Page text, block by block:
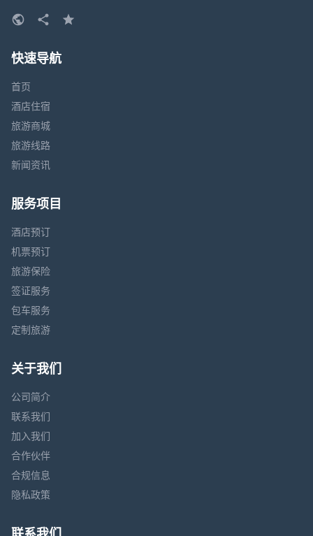
快速导航
首页
酒店住宿
旅游商城
旅游线路
新闻资讯
服务项目
酒店预订
机票预订
旅游保险
签证服务
包车服务
定制旅游
关于我们
公司简介
联系我们
加入我们
合作伙伴
合规信息
隐私政策